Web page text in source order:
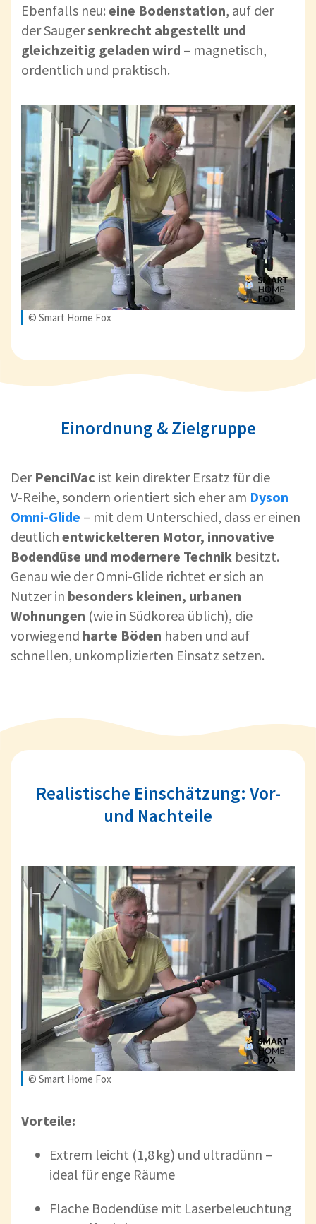
Ebenfalls neu: eine Bodenstation, auf der
der Saugersenkrecht abgestellt und
gleichzeitig geladen wird – magnetisch,
ordentlich und praktisch.
© Smart Home Fox
Einordnung & Zielgruppe
Der PencilVac ist kein direkter Ersatz für die
V‑Reihe, sondern orientiert sich eher am Dyson
Omni-Glide – mit dem Unterschied, dass er einen
deutlich entwickelteren Motor, innovative
Bodendüse und modernere Technik besitzt.
Genau wie der Omni-Glide richtet er sich an
Nutzer in besonders kleinen, urbanen
Wohnungen (wie in Süd­korea üblich), die
vorwiegend harte Böden haben und auf
schnellen, unkomplizierten Einsatz setzen.
Realistische Einschätzung: Vor-
und Nachteile
© Smart Home Fox
Vorteile:
Extrem leicht (1,8 kg) und ultra­dünn –
ideal für enge Räume
Flache Bodendüse mit Laserbeleuchtung